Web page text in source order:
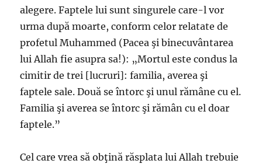
alegere. Faptele lui sunt singurele care-l vor
urma după moarte, conform celor relatate de
profetul Muhammed (Pacea şi binecuvântarea
lui Allah fie asupra sa!): „Mortul este condus la
cimitir de trei [lucruri]: familia, averea şi
faptele sale. Două se întorc şi unul rămâne cu el.
Familia şi averea se întorc şi rămân cu el doar
faptele.”
Cel care vrea să obţină răsplata lui Allah trebuie